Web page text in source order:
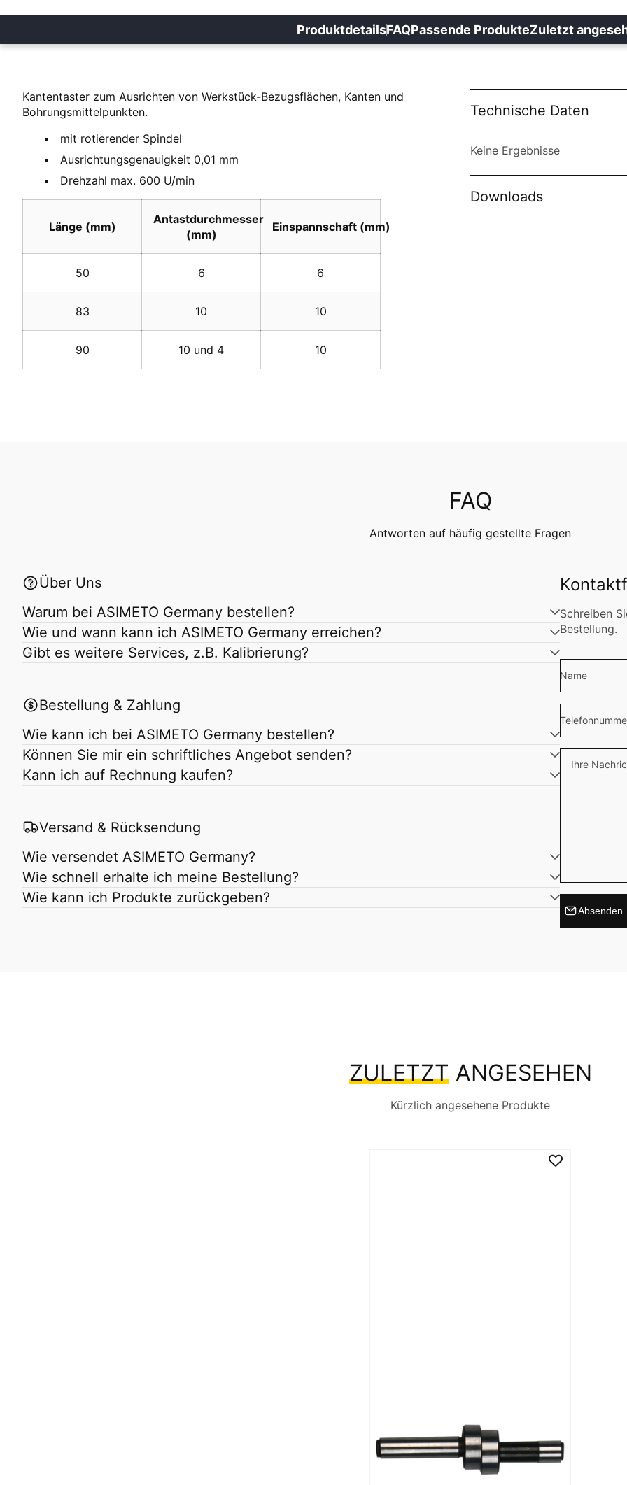
ProduktdetailsFAQPassende ProdukteZuletzt
Kantentaster zum Ausrichten von Werkstück-Bezugsflächen, Kanten und
Bohrungsmittelpunkten.
mit rotierender Spindel
Ausrichtungsgenauigkeit 0,01 mm
Drehzahl max. 600 U/min
Länge (mm)
Antastdurchmesser
(mm)
Einspannschaft (mm)
50 6 6
83 10 10
90 10 und 4 10
Technische Daten
Keine Ergebnisse
Downloads
FAQ
Antworten auf häufig gestellte Fragen
Über Uns
Warum bei ASIMETO Germany bestellen?
Wie und wann kann ich ASIMETO Germany erreichen?
Gibt es weitere Services, z.B. Kalibrierung?
Bestellung & Zahlung
Wie kann ich bei ASIMETO Germany bestellen?
Können Sie mir ein schriftliches Angebot senden?
Kann ich auf Rechnung kaufen?
Versand & Rücksendung
Wie versendet ASIMETO Germany?
Wie schnell erhalte ich meine Bestellung?
Wie kann ich Produkte zurückgeben?
Schreiben
Bestellung.
Name
Ihre
Absenden
ZULETZTANGESEHEN
Kürzlich angesehene Produkte